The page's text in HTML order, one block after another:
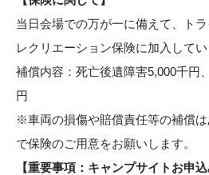
当日会場での万が一に備えて、ト
レクリエーション保険に加入してい
補償内容：死亡後遺障害5,000千円
円
※車両の損傷や賠償責任等の補償
で保険のご用意をお願いします。
【重要事項：キャンプサイトお申